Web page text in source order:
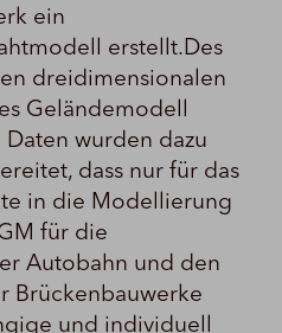
ein
erstellt.Des
dreidimensionalen
Geländemodell
wurden dazu
dass nur für das
in die Modellierung
für die
Autobahn und den
Brückenbauwerke
und individuell